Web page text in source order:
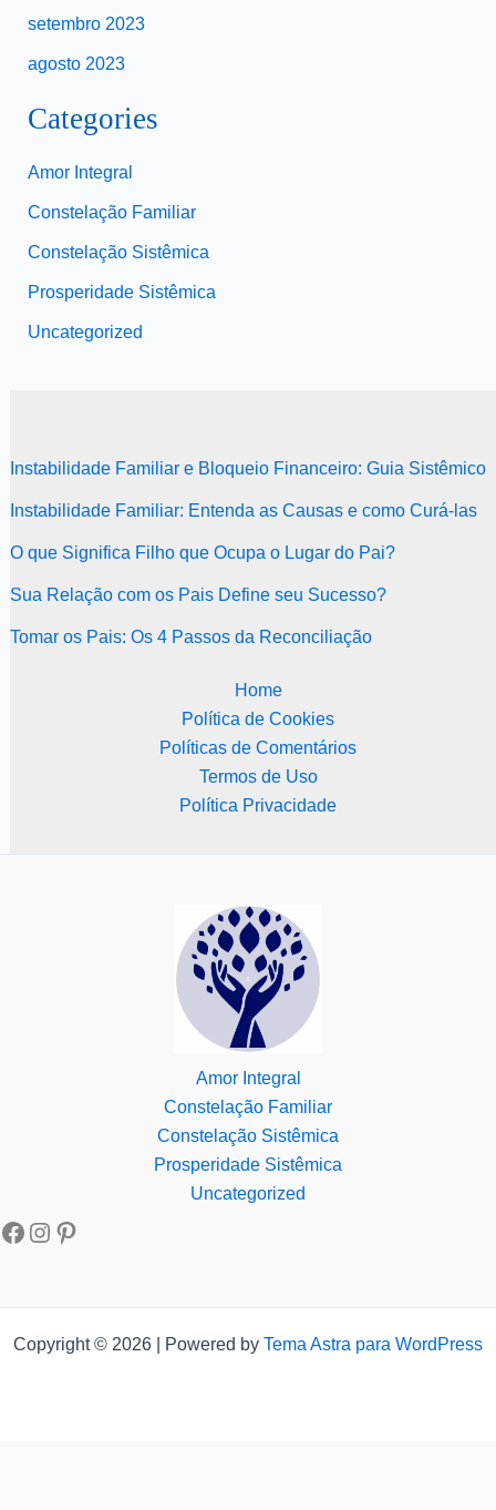
setembro 2023
agosto 2023
Categories
Amor Integral
Constelação Familiar
Constelação Sistêmica
Prosperidade Sistêmica
Uncategorized
Instabilidade Familiar e Bloqueio Financeiro: Guia Sistêmico
Instabilidade Familiar: Entenda as Causas e como Curá-las
O que Significa Filho que Ocupa o Lugar do Pai?
Sua Relação com os Pais Define seu Sucesso?
Tomar os Pais: Os 4 Passos da Reconciliação
Home
Política de Cookies
Políticas de Comentários
Termos de Uso
Política Privacidade
Amor Integral
Constelação Familiar
Constelação Sistêmica
Prosperidade Sistêmica
Uncategorized
Copyright © 2026 | Powered by Tema Astra para WordPress